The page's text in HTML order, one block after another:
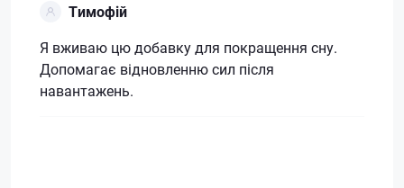
Тимофій
Я вживаю цю добавку для покращення сну.
Допомагає відновленню сил після
навантажень.